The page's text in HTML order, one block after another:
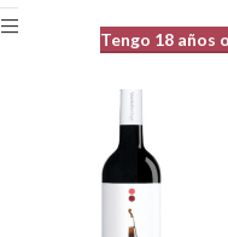
Tengo 18 años
Ver barra lateral